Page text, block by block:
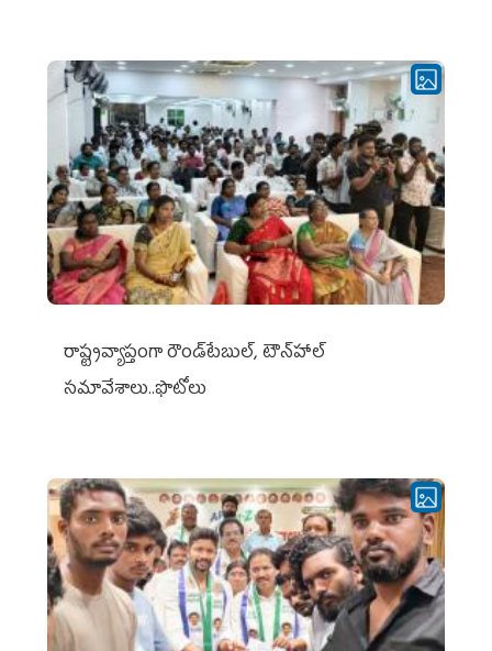
రాష్ట్రవ్యాప్తంగా రౌండ్‌టేబుల్‌, టౌన్‌హాల్‌
సమావేశాలు..ఫొటోలు